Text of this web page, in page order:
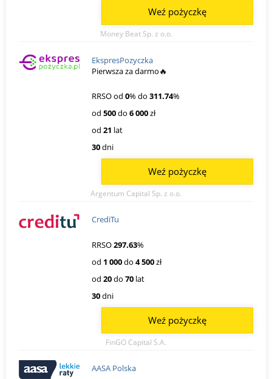
Money Beat Sp. z o.o.
Weź pożyczkę
EkspresPozyczka
Pierwsza za darmo🔥
RRSO od 0% do 311.74%
od 500do 6 000zł
od 21 lat
30dni
Argentum Capital Sp. z o.o.
Weź pożyczkę
CrediTu
RRSO297.63%
od 1 000do 4 500zł
od 20do 70 lat
30dni
FinGO Capital S.A.
Weź pożyczkę
AASA Polska